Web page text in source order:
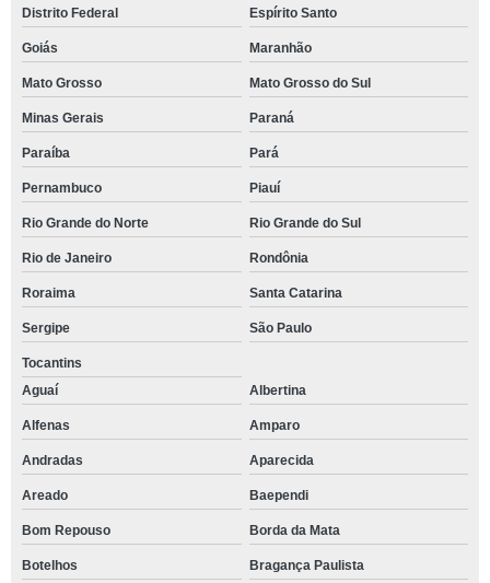
Distrito Federal Espírito Santo
Goiás Maranhão
Mato Grosso Mato Grosso do Sul
Minas Gerais Paraná
Paraíba Pará
Pernambuco Piauí
Rio Grande do Norte Rio Grande do Sul
Rio de Janeiro Rondônia
Roraima Santa Catarina
Sergipe São Paulo
Tocantins
Aguaí
Albertina
Alfenas Amparo
Andradas Aparecida
Areado Baependi
Bom Repouso Borda da Mata
Botelhos Bragança Paulista